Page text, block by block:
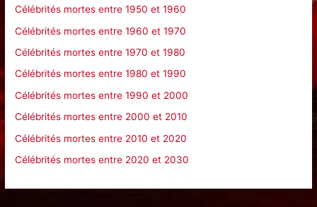
Célébrités mortes entre 1950 et 1960
Célébrités mortes entre 1960 et 1970
Célébrités mortes entre 1970 et 1980
Célébrités mortes entre 1980 et 1990
Célébrités mortes entre 1990 et 2000
Célébrités mortes entre 2000 et 2010
Célébrités mortes entre 2010 et 2020
Célébrités mortes entre 2020 et 2030